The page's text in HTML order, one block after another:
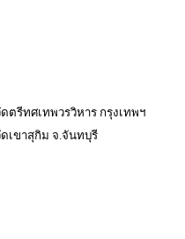
ตรีทศเทพวรวิหาร กรุงเทพฯ
เขาสุกิม จ.จันทบุรี